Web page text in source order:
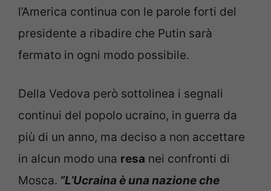
l’America continua con le parole forti del
presidente a ribadire che Putin sarà
fermato in ogni modo possibile.
Della Vedova però sottolinea i segnali
continui del popolo ucraino, in guerra da
più di un anno, ma deciso a non accettare
in alcun modo una resa nei confronti di
Mosca. “L’Ucraina è una nazione che